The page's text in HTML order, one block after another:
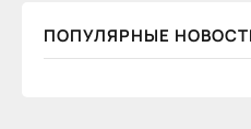
ПОПУЛЯРНЫЕ